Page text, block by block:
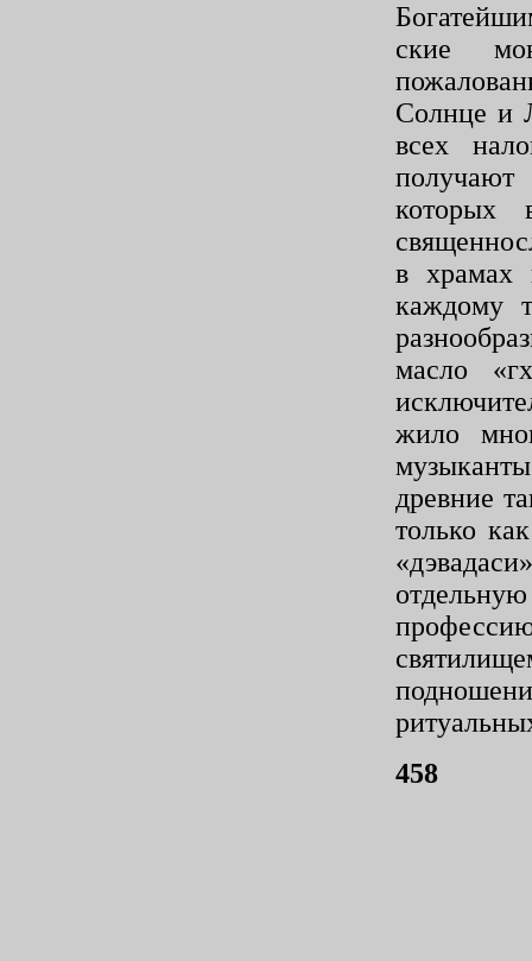
ские
Солнце и
всех
которых
в храмах
каждому
масло
жило
древние
только
458